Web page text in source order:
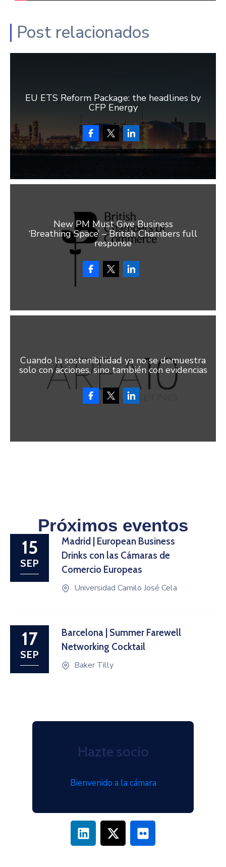
Post relacionados
EU ETS Reform Package: the headlines by
CFP Energy
New PM Must Give Business
‘Breathing Space’ – British Chambers full
response
Cuando la sostenibilidad ya no se demuestra
solo con acciones, sino también con evidencias
Próximos eventos
15
SEP
Madrid | European Business
Drinks con las Cámaras de
Comercio Europeas
Universidad Camilo José Cela
17
SEP
Barcelona | Summer Farewell
Networking Cocktail
Baker Tilly
Hazte socio
Bienvenido a la cámara